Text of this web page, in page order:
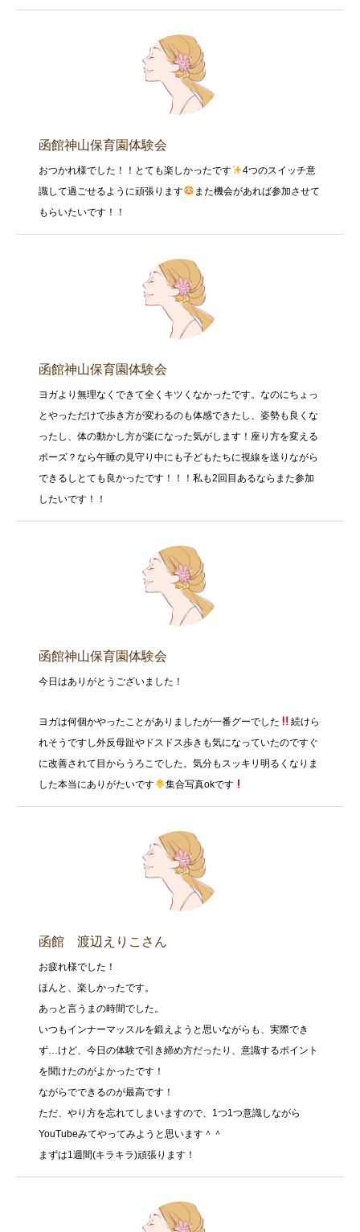
函館神山保育園体験会
おつかれ様でした！！とても楽しかったです
4つのスイッチ意
識して過ごせるように頑張ります
また機会があれば参加させて
もらいたいです！！
函館神山保育園体験会
ヨガより無理なくできて全くキツくなかったです。なのにちょっ
とやっただけで歩き方が変わるのも体感できたし、姿勢も良くな
ったし、体の動かし方が楽になった気がします！座り方を変える
ポーズ？なら午睡の見守り中にも子どもたちに視線を送りながら
できるしとても良かったです！！！私も2回目あるならまた参加
したいです！！
函館神山保育園体験会
今日はありがとうございました！
ヨガは何個かやったことがありましたが一番グーでした
続けら
れそうですし外反母趾やドスドス歩きも気になっていたのですぐ
に改善されて目からうろこでした。気分もスッキリ明るくなりま
した本当にありがたいです
集合写真okです
函館 渡辺えりこさん
お疲れ様でした！
ほんと、楽しかったです。
あっと言うまの時間でした。
いつもインナーマッスルを鍛えようと思いながらも、実際でき
ず…けど、今日の体験で引き締め方だったり、意識するポイント
を聞けたのがよかったです！
ながらでできるのが最高です！
ただ、やり方を忘れてしまいますので、1つ1つ意識しながら
YouTubeみてやってみようと思います＾＾
まずは1週間(キラキラ)頑張ります！